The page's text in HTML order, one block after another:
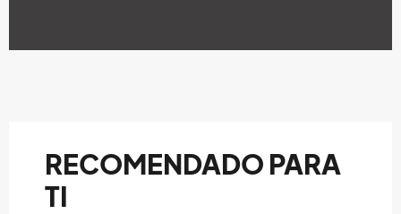
RECOMENDADO PARA
TI